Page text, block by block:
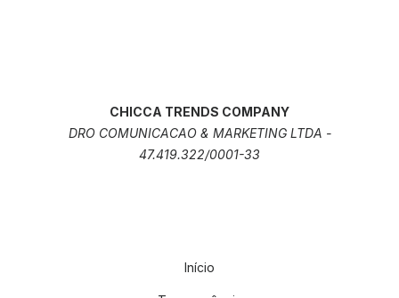
CHICCA TRENDS COMPANY
DRO COMUNICACAO & MARKETING LTDA -
47.419.322/0001-33
Início